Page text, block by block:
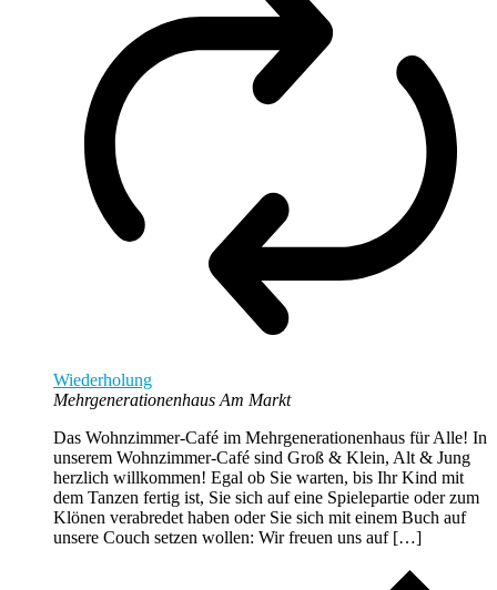
Wiederholung
Mehrgenerationenhaus Am Markt
Das Wohnzimmer-Café im Mehrgenerationenhaus für Alle! In
unserem Wohnzimmer-Café sind Groß & Klein, Alt & Jung
herzlich willkommen! Egal ob Sie warten, bis Ihr Kind mit
dem Tanzen fertig ist, Sie sich auf eine Spielepartie oder zum
Klönen verabredet haben oder Sie sich mit einem Buch auf
unsere Couch setzen wollen: Wir freuen uns auf […]